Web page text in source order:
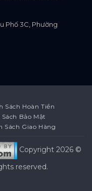
Phố 3C, Phường
Sách Hoàn Tiền
Bảo Mật
Sách Giao Hàng
Copyright 2026 ©
reserved.